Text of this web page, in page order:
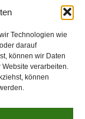
Technologien wie
darauf
können wir Daten
verarbeiten.
können